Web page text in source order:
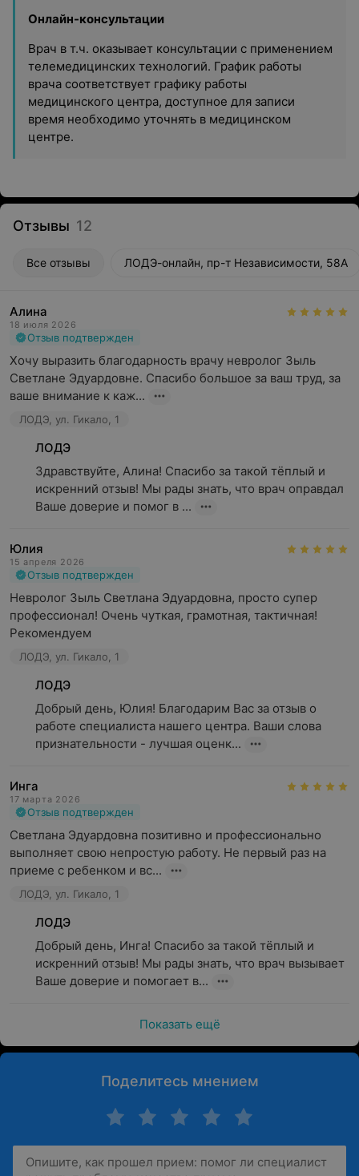
Онлайн-консультации
Врач в т.ч. оказывает консультации с применением
телемедицинских технологий. График работы
врача соответствует графику работы
медицинского центра, доступное для записи
время необходимо уточнять в медицинском
центре.
Отзывы 12
Все отзывы ЛОДЭ-онлайн, пр-т Независимости, 58А
Алина
18 июля 2026
Отзыв подтвержден
Хочу выразить благодарность врачу невролог Зыль
Светлане Эдуардовне. Спасибо большое за ваш труд, за
ваше внимание к каж...
ЛОДЭ, ул. Гикало, 1
ЛОДЭ
Здравствуйте, Алина! Спасибо за такой тёплый и
искренний отзыв! Мы рады знать, что врач оправдал
Ваше доверие и помог в ...
Юлия
15 апреля 2026
Отзыв подтвержден
Невролог Зыль Светлана Эдуардовна, просто супер
профессионал! Очень чуткая, грамотная, тактичная!
Рекомендуем
ЛОДЭ, ул. Гикало, 1
ЛОДЭ
Добрый день, Юлия! Благодарим Вас за отзыв о
работе специалиста нашего центра. Ваши слова
признательности - лучшая оценк...
Инга
17 марта 2026
Отзыв подтвержден
Светлана Эдуардовна позитивно и профессионально
выполняет свою непростую работу. Не первый раз на
приеме с ребенком и вс...
ЛОДЭ, ул. Гикало, 1
ЛОДЭ
Добрый день, Инга! Спасибо за такой тёплый и
искренний отзыв! Мы рады знать, что врач вызывает
Ваше доверие и помогает в...
Показать ещё
Поделитесь мнением